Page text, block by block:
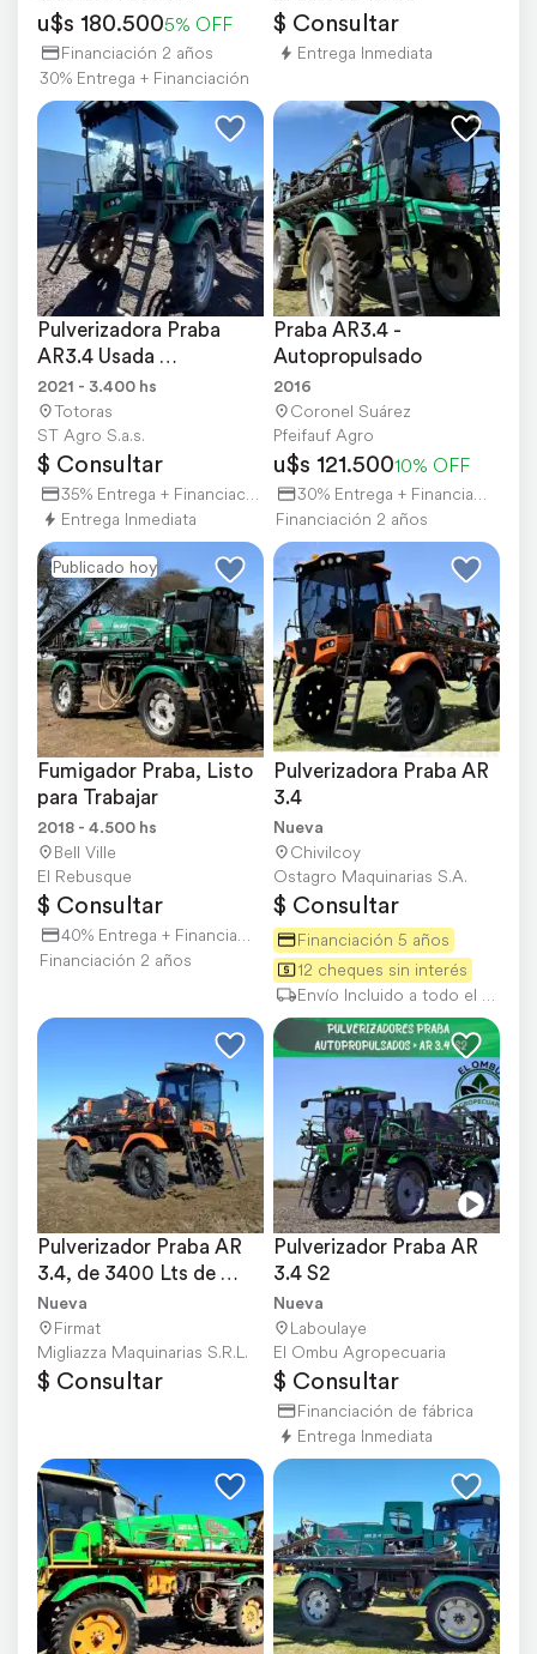
u$s 180.5005% OFF
Financiación 2 años
30% Entrega + Financiación
$ Consultar
Entrega Inmediata
Pulverizadora Praba
AR3.4 Usada
Reacondicionada a
Nueva
2021 - 3.400 hs
Totoras
ST Agro S.a.s.
$ Consultar
35% Entrega + Financiación
Entrega Inmediata
Praba AR3.4 -
Autopropulsado
2016
Coronel Suárez
Pfeifauf Agro
u$s 121.50010% OFF
30% Entrega + Financiación
Financiación 2 años
Publicado hoy
Fumigador Praba, Listo
para Trabajar
2018 - 4.500 hs
Bell Ville
El Rebusque
$ Consultar
40% Entrega + Financiación
Financiación 2 años
Pulverizadora Praba AR
3.4
Nueva
Chivilcoy
Ostagro Maquinarias S.A.
$ Consultar
Financiación 5 años
12 cheques sin interés
Envío Incluido a todo el país
Pulverizador Praba AR
3.4, de 3400 Lts de
Capacidad.
Nueva
Firmat
Migliazza Maquinarias S.R.L.
$ Consultar
Pulverizador Praba AR
3.4 S2
Nueva
Laboulaye
El Ombu Agropecuaria
$ Consultar
Financiación de fábrica
Entrega Inmediata